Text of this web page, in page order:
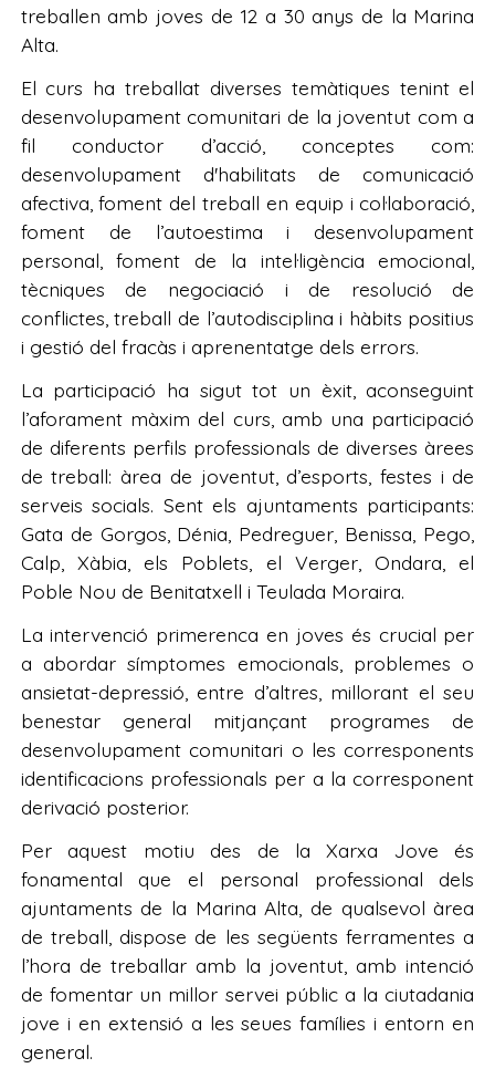
treballen amb joves de 12 a 30 anys de la Marina
Alta.
El curs ha treballat diverses temàtiques tenint el
desenvolupament comunitari de la joventut com a
fil conductor d’acció, conceptes com:
desenvolupament d'habilitats de comunicació
afectiva, foment del treball en equip i col·laboració,
foment de l’autoestima i desenvolupament
personal, foment de la intel·ligència emocional,
tècniques de negociació i de resolució de
conflictes, treball de l’autodisciplina i hàbits positius
i gestió del fracàs i aprenentatge dels errors.
La participació ha sigut tot un èxit, aconseguint
l’aforament màxim del curs, amb una participació
de diferents perfils professionals de diverses àrees
de treball: àrea de joventut, d’esports, festes i de
serveis socials. Sent els ajuntaments participants:
Gata de Gorgos, Dénia, Pedreguer, Benissa, Pego,
Calp, Xàbia, els Poblets, el Verger, Ondara, el
Poble Nou de Benitatxell i Teulada Moraira.
La intervenció primerenca en joves és crucial per
a abordar símptomes emocionals, problemes o
ansietat-depressió, entre d’altres, millorant el seu
benestar general mitjançant programes de
desenvolupament comunitari o les corresponents
identificacions professionals per a la corresponent
derivació posterior.
Per aquest motiu des de la Xarxa Jove és
fonamental que el personal professional dels
ajuntaments de la Marina Alta, de qualsevol àrea
de treball, dispose de les següents ferramentes a
l’hora de treballar amb la joventut, amb intenció
de fomentar un millor servei públic a la ciutadania
jove i en extensió a les seues famílies i entorn en
general.